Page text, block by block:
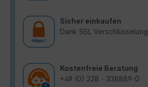
Sicher einkaufen
Dank SSL Verschlüsselung
Kostenfreie Beratung
+49 (0) 228 - 338889-0